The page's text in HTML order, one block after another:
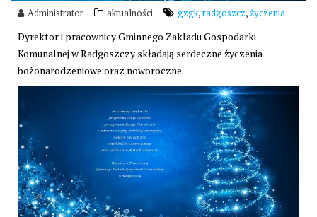
Administrator aktualności gzgk,radgoszcz,życzenia
Dyrektor i pracownicy Gminnego Zakładu Gospodarki
Komunalnej w Radgoszczy składają serdeczne życzenia
bożonarodzeniowe oraz noworoczne.